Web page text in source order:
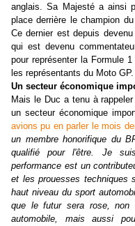
anglais. Sa Majesté a ainsi
place derrière le champion
Ce dernier est depuis
qui est devenu
pour représenter la Formule
les représentants du Moto GP.
Un secteur économique
Mais le Duc a tenu à
un secteur économique
avions pu en parler le mois
un membre honorifique du
qualifié pour l'être. Je
performance est un
et les prouesses techniques
haut niveau du sport
que le futur sera rose, non
automobile, mais aussi